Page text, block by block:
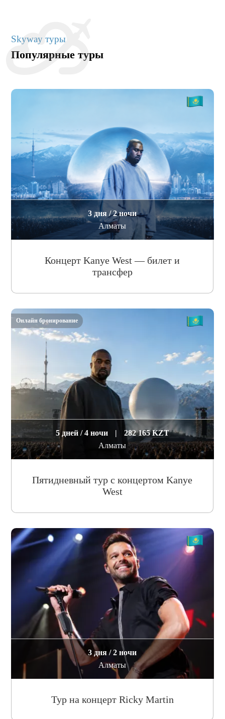
Skyway туры
Популярные туры
3 дня / 2 ночи
Алматы
Концерт Kanye West — билет и
трансфер
5 дней / 4 ночи |
282 165 KZT
Алматы
Пятидневный тур с концертом Kanye
West
Онлайн бронирование
3 дня / 2 ночи
Алматы
Тур на концерт Ricky Martin